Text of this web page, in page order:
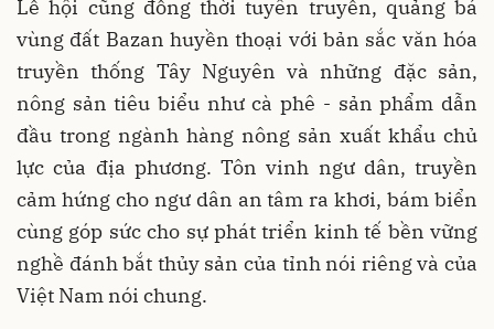
Lễ hội cũng đồng thời tuyên truyền, quảng bá
vùng đất Bazan huyền thoại với bản sắc văn hóa
truyền thống Tây Nguyên và những đặc sản,
nông sản tiêu biểu như cà phê - sản phẩm dẫn
đầu trong ngành hàng nông sản xuất khẩu chủ
lực của địa phương. Tôn vinh ngư dân, truyền
cảm hứng cho ngư dân an tâm ra khơi, bám biển
cùng góp sức cho sự phát triển kinh tế bền vững
nghề đánh bắt thủy sản của tỉnh nói riêng và của
Việt Nam nói chung.